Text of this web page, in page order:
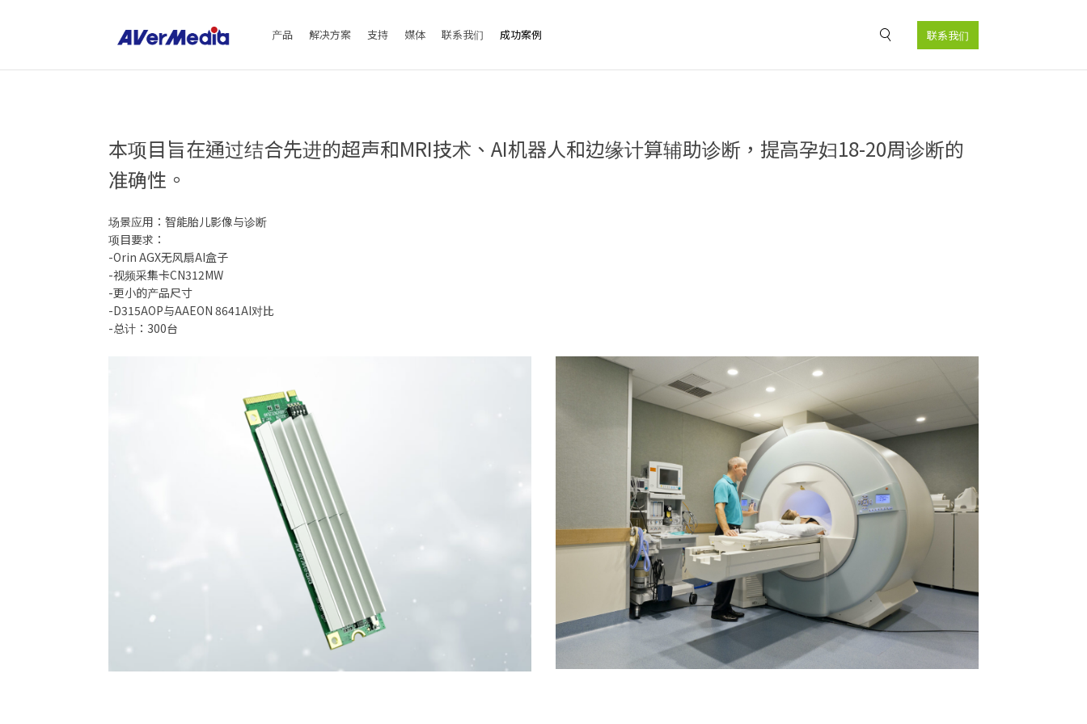
产品 解决方案 支持 媒体 联系我们 成功案例 联系我们
本项目旨在通过结合先进的超声和MRI技术、AI机器人和边缘计算辅助诊断，提高孕妇18-20周诊断的
准确性。
场景应用：智能胎儿影像与诊断
项目要求：
-Orin AGX无风扇AI盒子
-视频采集卡CN312MW
-更小的产品尺寸
-D315AOP与AAEON 8641AI对比
-总计：300台